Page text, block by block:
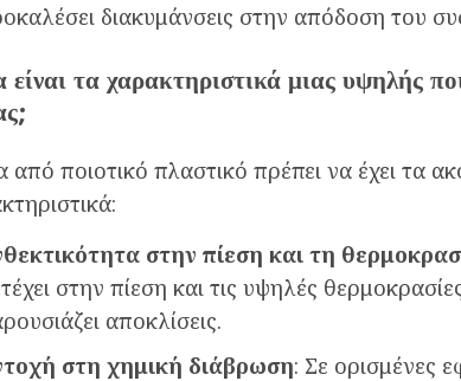
διακυμάνσεις στην απόδοση του
είναι τα χαρακτηριστικά μιας υψηλής
από ποιοτικό πλαστικό πρέπει να έχει τα
στην πίεση και τη
στην πίεση και τις υψηλές
αποκλίσεις.
στη χημική διάβρωση: Σε ορισμένες